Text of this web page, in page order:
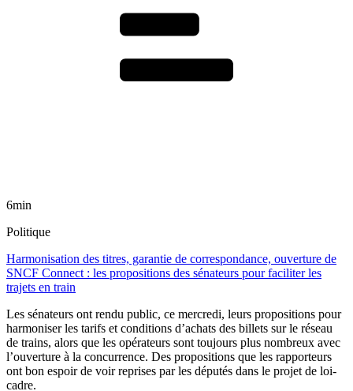
6min
Politique
Harmonisation des titres, garantie de correspondance, ouverture de
SNCF Connect : les propositions des sénateurs pour faciliter les
trajets en train
Les sénateurs ont rendu public, ce mercredi, leurs propositions pour
harmoniser les tarifs et conditions d’achats des billets sur le réseau
de trains, alors que les opérateurs sont toujours plus nombreux avec
l’ouverture à la concurrence. Des propositions que les rapporteurs
ont bon espoir de voir reprises par les députés dans le projet de loi-
cadre.